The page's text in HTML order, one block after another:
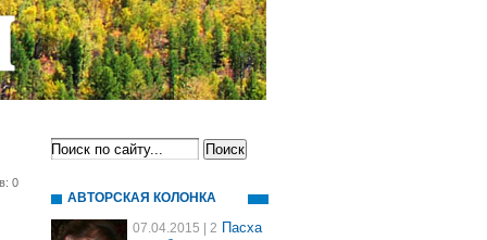
0
АВТОРСКАЯ КОЛОНКА
07.04.2015 | 2 Пасха